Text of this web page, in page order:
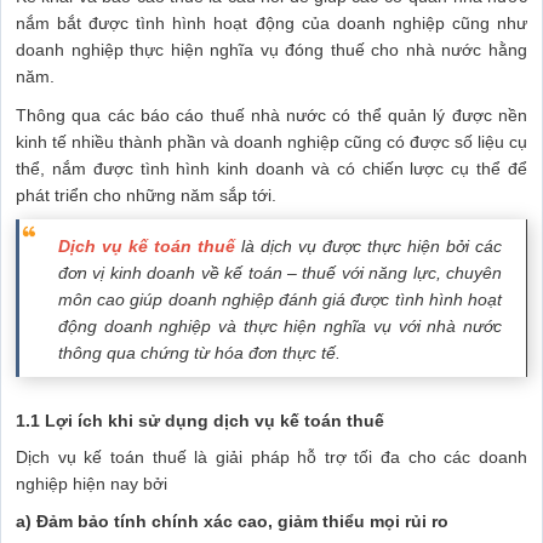
nắm bắt được tình hình hoạt động của doanh nghiệp cũng như
doanh nghiệp thực hiện nghĩa vụ đóng thuế cho nhà nước hằng
năm.
Thông qua các báo cáo thuế nhà nước có thể quản lý được nền
kinh tế nhiều thành phần và doanh nghiệp cũng có được số liệu cụ
thể, nắm được tình hình kinh doanh và có chiến lược cụ thể để
phát triển cho những năm sắp tới.
Dịch vụ kế toán thuếlà dịch vụ được thực hiện bởi các
đơn vị kinh doanh về kế toán – thuế với năng lực, chuyên
môn cao giúp doanh nghiệp đánh giá được tình hình hoạt
động doanh nghiệp và thực hiện nghĩa vụ với nhà nước
thông qua chứng từ hóa đơn thực tế.
1.1 Lợi ích khi sử dụng dịch vụ kế toán thuế
Dịch vụ kế toán thuế là giải pháp hỗ trợ tối đa cho các doanh
nghiệp hiện nay bởi
a) Đảm bảo tính chính xác cao, giảm thiểu mọi rủi ro